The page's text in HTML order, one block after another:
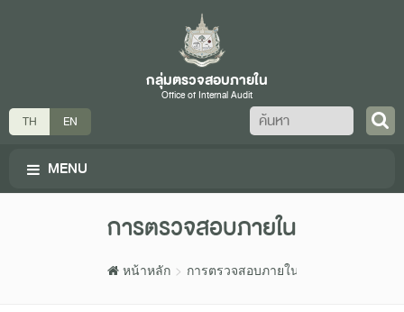
กลุ่มตรวจสอบภายใน
Office of Internal Audit
TH EN ค้นหา
MENU
การตรวจสอบภายใน
หน้าหลัก การตรวจสอบภายใน